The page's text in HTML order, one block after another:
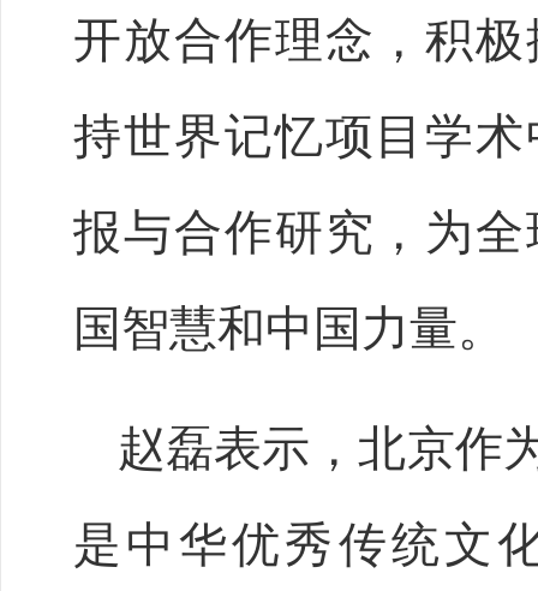
开放合作理念，积
持世界记忆项目学
报与合作研究，为
国智慧和中国力量。
赵磊表示，北京作
是中华优秀传统文